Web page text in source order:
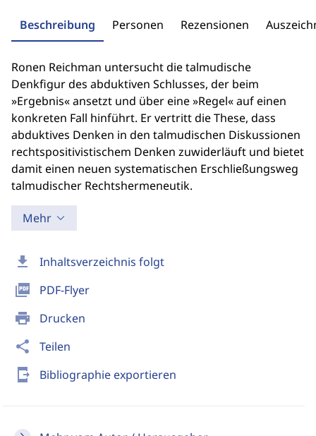
download Inhaltsverzeichnis folgt
picture_as_pdf PDF-Flyer
print Drucken
share Teilen
send_to_mobile Bibliographie exportieren
Beschreibung Personen Rezensionen
Ronen Reichman untersucht die talmudische
Denkfigur des abduktiven Schlusses, der beim
»Ergebnis« ansetzt und über eine »Regel« auf einen
konkreten Fall hinführt. Er vertritt die These, dass
abduktives Denken in den talmudischen Diskussionen
rechtspositivistischem Denken zuwiderläuft und bietet
damit einen neuen systematischen Erschließungsweg
talmudischer Rechtshermeneutik.
Mehr